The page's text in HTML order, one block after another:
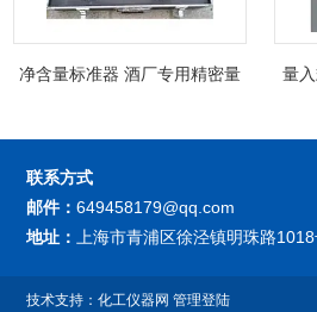
净含量标准器 酒厂专用精密量
量
联系方式
邮件：649458179@qq.com
地址：
上海市青浦区徐泾镇明珠路
技术支持：化工仪器网 管理登陆